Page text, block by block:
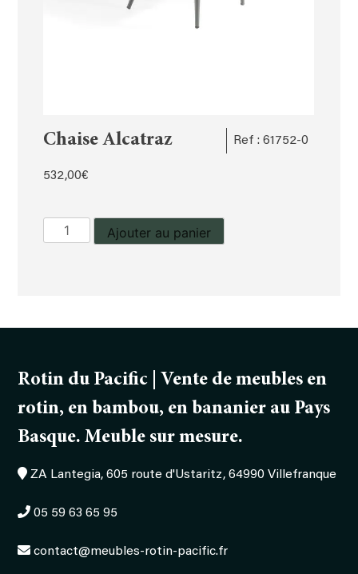
Chaise Alcatraz Ref : 61752-0
532,00€
quantité
de
Ajouter au panier
Rotin du Pacific | Vente de meubles en
rotin, en bambou, en bananier au Pays
Basque. Meuble sur mesure.
ZA Lantegia, 605 route d'Ustaritz, 64990 Villefranque
05 59 63 65 95
contact@meubles-rotin-pacific.fr